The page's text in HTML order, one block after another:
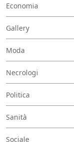
Economia
Gallery
Moda
Necrologi
Politica
Sanità
Sociale